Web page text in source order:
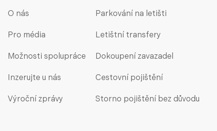
O nás
Pro média
Možnosti spolupráce
Inzerujte u nás
Výroční zprávy
Parkování na letišti
Letištní transfery
Dokoupení zavazadel
Cestovní pojištění
Storno pojištění bez důvodu